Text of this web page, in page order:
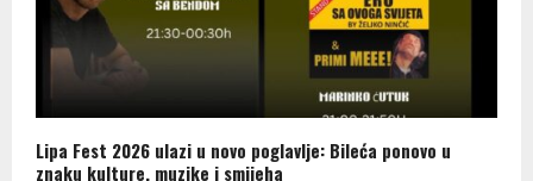
Lipa Fest 2026 ulazi u novo poglavlje: Bileća ponovo u
znaku kulture, muzike i smijeha